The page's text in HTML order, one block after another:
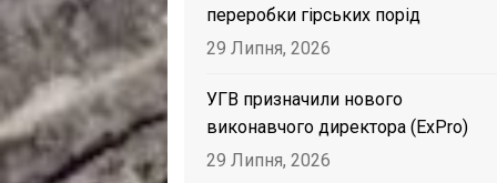
переробки гірських порід
29 Липня, 2026
УГВ призначили нового
виконавчого директора (ExPro)
29 Липня, 2026